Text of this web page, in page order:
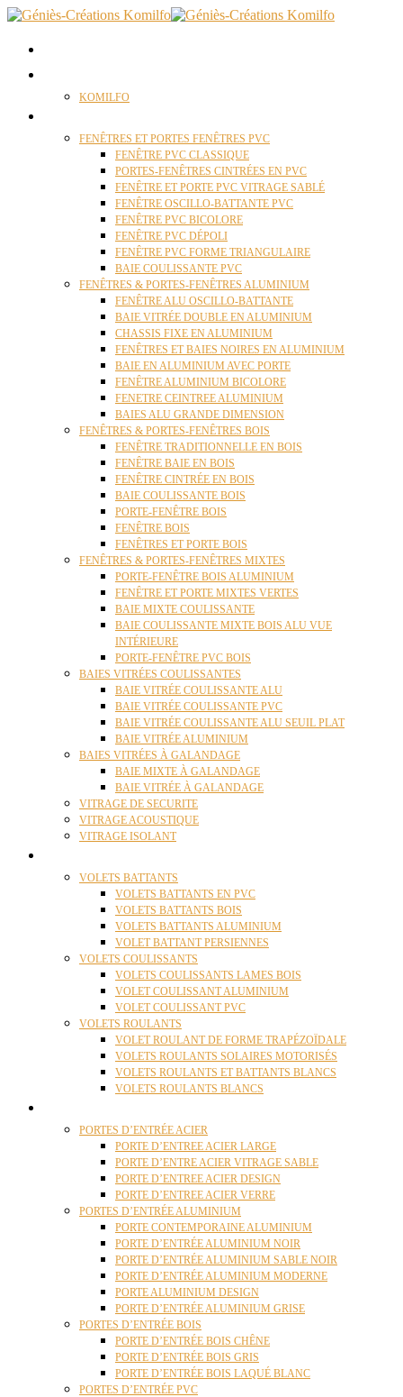
KOMILFO
FENÊTRES ET PORTES FENÊTRES PVC
FENÊTRE PVC CLASSIQUE
PORTES-FENÊTRES CINTRÉES EN PVC
FENÊTRE ET PORTE PVC VITRAGE SABLÉ
FENÊTRE OSCILLO-BATTANTE PVC
FENÊTRE PVC BICOLORE
FENÊTRE PVC DÉPOLI
FENÊTRE PVC FORME TRIANGULAIRE
BAIE COULISSANTE PVC
FENÊTRES & PORTES-FENÊTRES ALUMINIUM
FENÊTRE ALU OSCILLO-BATTANTE
BAIE VITRÉE DOUBLE EN ALUMINIUM
CHASSIS FIXE EN ALUMINIUM
FENÊTRES ET BAIES NOIRES EN ALUMINIUM
BAIE EN ALUMINIUM AVEC PORTE
FENÊTRE ALUMINIUM BICOLORE
FENETRE CEINTREE ALUMINIUM
BAIES ALU GRANDE DIMENSION
FENÊTRES & PORTES-FENÊTRES BOIS
FENÊTRE TRADITIONNELLE EN BOIS
FENÊTRE BAIE EN BOIS
FENÊTRE CINTRÉE EN BOIS
BAIE COULISSANTE BOIS
PORTE-FENÊTRE BOIS
FENÊTRE BOIS
FENÊTRES ET PORTE BOIS
FENÊTRES & PORTES-FENÊTRES MIXTES
PORTE-FENÊTRE BOIS ALUMINIUM
FENÊTRE ET PORTE MIXTES VERTES
BAIE MIXTE COULISSANTE
BAIE COULISSANTE MIXTE BOIS ALU VUE
INTÉRIEURE
PORTE-FENÊTRE PVC BOIS
BAIES VITRÉES COULISSANTES
BAIE VITRÉE COULISSANTE ALU
BAIE VITRÉE COULISSANTE PVC
BAIE VITRÉE COULISSANTE ALU SEUIL PLAT
BAIE VITRÉE ALUMINIUM
BAIES VITRÉES À GALANDAGE
BAIE MIXTE À GALANDAGE
BAIE VITRÉE À GALANDAGE
VITRAGE DE SECURITE
VITRAGE ACOUSTIQUE
VITRAGE ISOLANT
VOLETS BATTANTS
VOLETS BATTANTS EN PVC
VOLETS BATTANTS BOIS
VOLETS BATTANTS ALUMINIUM
VOLET BATTANT PERSIENNES
VOLETS COULISSANTS
VOLETS COULISSANTS LAMES BOIS
VOLET COULISSANT ALUMINIUM
VOLET COULISSANT PVC
VOLETS ROULANTS
VOLET ROULANT DE FORME TRAPÉZOÏDALE
VOLETS ROULANTS SOLAIRES MOTORISÉS
VOLETS ROULANTS ET BATTANTS BLANCS
VOLETS ROULANTS BLANCS
PORTES D’ENTRÉE ACIER
PORTE D’ENTREE ACIER LARGE
PORTE D’ENTRE ACIER VITRAGE SABLE
PORTE D’ENTREE ACIER DESIGN
PORTE D’ENTREE ACIER VERRE
PORTES D’ENTRÉE ALUMINIUM
PORTE CONTEMPORAINE ALUMINIUM
PORTE D’ENTRÉE ALUMINIUM NOIR
PORTE D’ENTRÉE ALUMINIUM SABLE NOIR
PORTE D’ENTRÉE ALUMINIUM MODERNE
PORTE ALUMINIUM DESIGN
PORTE D’ENTRÉE ALUMINIUM GRISE
PORTES D’ENTRÉE BOIS
PORTE D’ENTRÉE BOIS CHÊNE
PORTE D’ENTRÉE BOIS GRIS
PORTE D’ENTRÉE BOIS LAQUÉ BLANC
PORTES D’ENTRÉE PVC